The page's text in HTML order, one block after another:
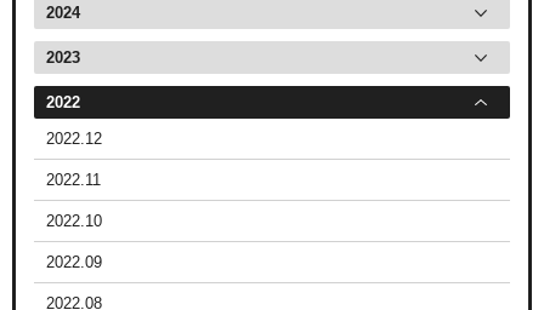
2024
2023
2022
2022.12
2022.11
2022.10
2022.09
2022.08